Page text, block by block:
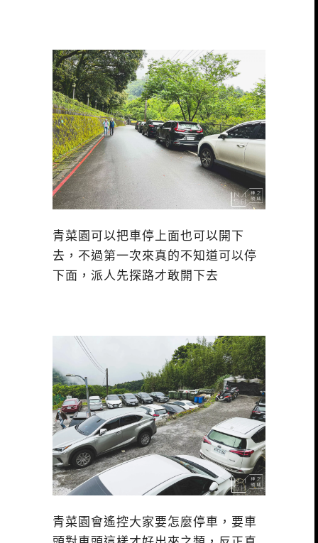
青菜園可以把車停上面也可以開下
去，不過第一次來真的不知道可以停
下面，派人先探路才敢開下去
青菜園會遙控大家要怎麼停車，要車